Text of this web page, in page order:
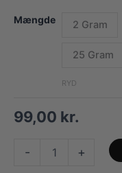
Mængde 2 Gram
25 Gram
RYD
99,00 kr.
- +